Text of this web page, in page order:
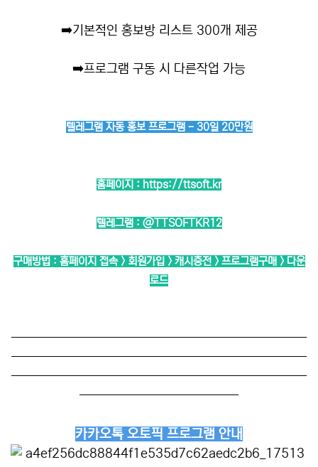
➡️기본적인 홍보방 리스트 300개 제공
➡️프로그램 구동 시 다른작업 가능
텔레그램 자동 홍보 프로그램 - 30일 20만원
홈페이지 : https://ttsoft.kr
텔레그램 : @TTSOFTKR12
구매방법 : 홈페이지 접속 > 회원가입 > 캐시충전 > 프로그램구매 > 다운
로드
──────────────────────────
──────────────────────────
──────────────────────────
──────────────
카카오톡 오토픽 프로그램 안내